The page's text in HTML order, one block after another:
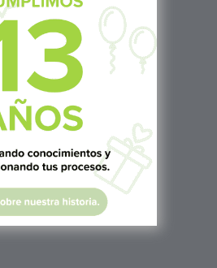
234, Col. Narvarte Poniente,
C.P. 03020, CDMX
33 140 76342
- 5:00 pm
de C.V - México